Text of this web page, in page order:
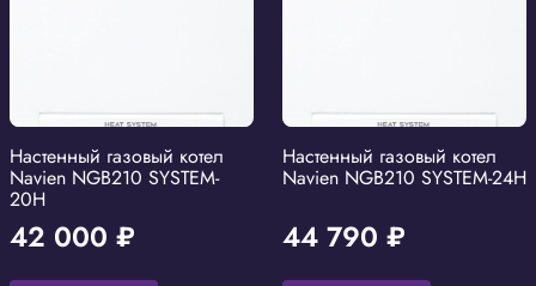
Настенный газовый котел
Navien NGB210 SYSTEM-
20H
42 000 ₽
Настенный газовый котел
Navien NGB210 SYSTEM-24H
44 790 ₽